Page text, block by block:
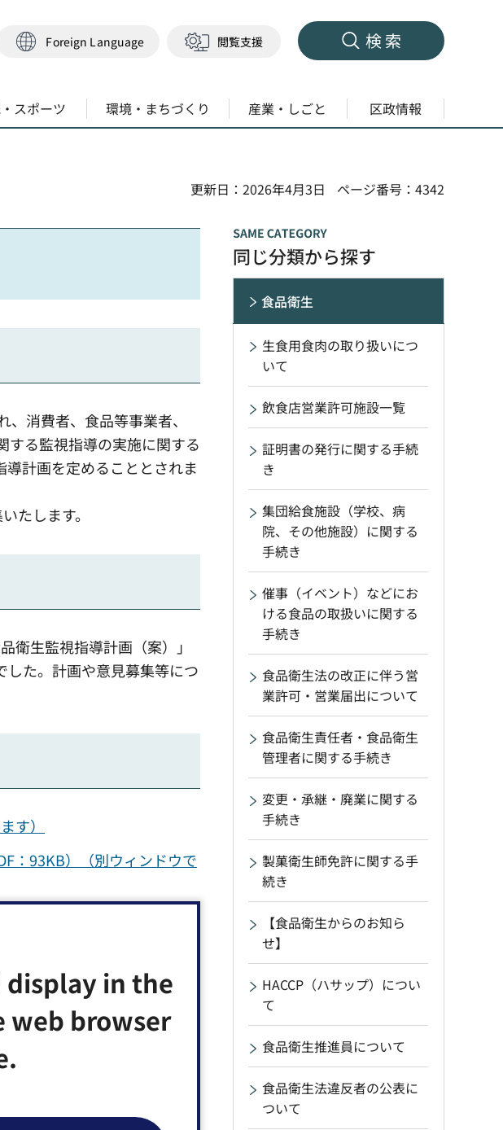
display in the
web browser
Foreign Language 閲覧支援 検索
スポーツ 環境・まちづくり 産業・しごと 区政情報
更新日：2026年4月3日
ページ番号：4342
消費者、食品等事業者、
する監視指導の実施に関する
計画を定めることとされま
たします。
衛生監視指導計画（案）」
した。計画や意見募集等につ
す）
：93KB）（別ウィンドウで
同じ分類から探す
食品衛生
生食用食肉の取り扱いにつ
いて
飲食店営業許可施設一覧
証明書の発行に関する手続
き
集団給食施設（学校、病
院、その他施設）に関する
手続き
催事（イベント）などにお
ける食品の取扱いに関する
手続き
食品衛生法の改正に伴う営
業許可・営業届出について
食品衛生責任者・食品衛生
管理者に関する手続き
変更・承継・廃業に関する
手続き
製菓衛生師免許に関する手
続き
【食品衛生からのお知ら
せ】
HACCP（ハサップ）につい
て
食品衛生推進員について
食品衛生法違反者の公表に
ついて